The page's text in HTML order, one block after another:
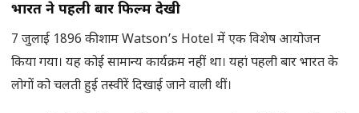
भारत ने पहली बार फिल्म देखी
7 जुलाई 1896 की शाम Watson’s Hotel में एक विशेष आयोजन
किया गया। यह कोई सामान्य कार्यक्रम नहीं था। यहां पहली बार भारत के
लोगों को चलती हुई तस्वीरें दिखाई जाने वाली थीं।